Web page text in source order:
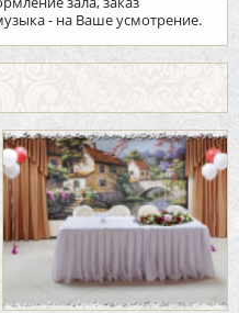
- на Ваше усмотрение.